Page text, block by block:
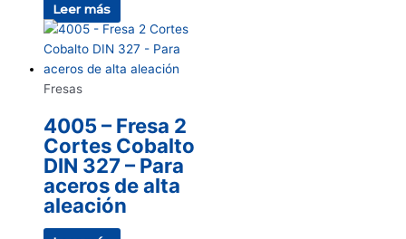
Leer más
Fresas
4005 – Fresa 2
Cortes Cobalto
DIN 327 – Para
aceros de alta
aleación